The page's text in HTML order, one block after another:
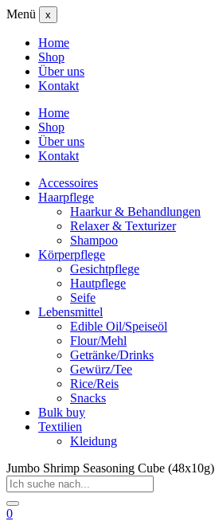
Menü x
Home
Shop
Über uns
Kontakt
Home
Shop
Über uns
Kontakt
Accessoires
Haarpflege
Haarkur & Behandlungen
Relaxer & Texturizer
Shampoo
Körperpflege
Gesichtpflege
Hautpflege
Seife
Lebensmittel
Edible Oil/Speiseöl
Flour/Mehl
Getränke/Drinks
Gewürz/Tee
Rice/Reis
Snacks
Bulk buy
Textilien
Kleidung
Jumbo Shrimp Seasoning Cube (48x10g)
0